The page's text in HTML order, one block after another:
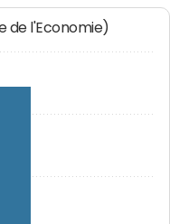
de l'Economie)